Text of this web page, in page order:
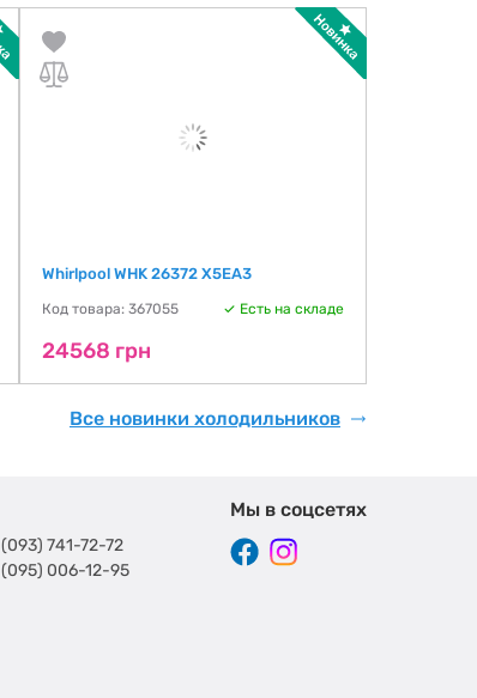
Whirlpool WHK 26372 X5EA3
Код товара: 367055 Есть на складе
24568 грн
Все новинки холодильников
(093) 741-72-72
(095) 006-12-95
Мы в соцсетях